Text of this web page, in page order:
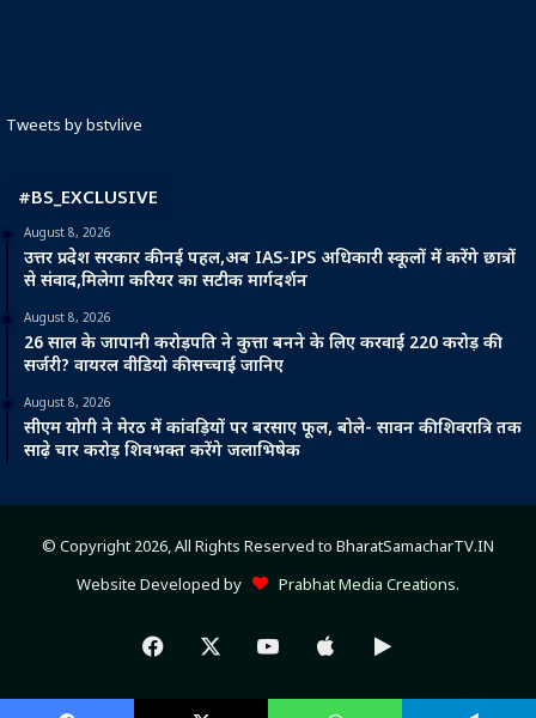
Tweets by bstvlive
#BS_EXCLUSIVE
August 8, 2026
उत्तर प्रदेश सरकार की नई पहल,अब IAS-IPS अधिकारी स्कूलों में करेंगे छात्रों
से संवाद,मिलेगा करियर का सटीक मार्गदर्शन
August 8, 2026
26 साल के जापानी करोड़पति ने कुत्ता बनने के लिए करवाई 220 करोड़ की
सर्जरी? वायरल वीडियो की सच्चाई जानिए
August 8, 2026
सीएम योगी ने मेरठ में कांवड़ियों पर बरसाए फूल, बोले- सावन की शिवरात्रि तक
साढ़े चार करोड़ शिवभक्त करेंगे जलाभिषेक
© Copyright 2026, All Rights Reserved to BharatSamacharTV.IN
Website Developed by
Prabhat Media Creations.
Facebook YouTubeAppleGoogle
Play